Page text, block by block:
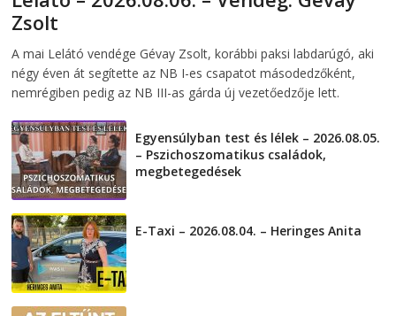
Zsolt
A mai Lelátó vendége Gévay Zsolt, korábbi paksi labdarúgó, aki
négy éven át segítette az NB I-es csapatot másodedzőként,
nemrégiben pedig az NB III-as gárda új vezetőedzője lett.
Egyensúlyban test és lélek – 2026.08.05.
– Pszichoszomatikus családok,
megbetegedések
E-Taxi – 2026.08.04. – Heringes Anita